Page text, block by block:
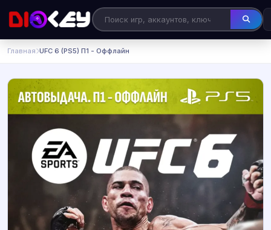
Главная UFC 6 (PS5) П1 - Оффлайн